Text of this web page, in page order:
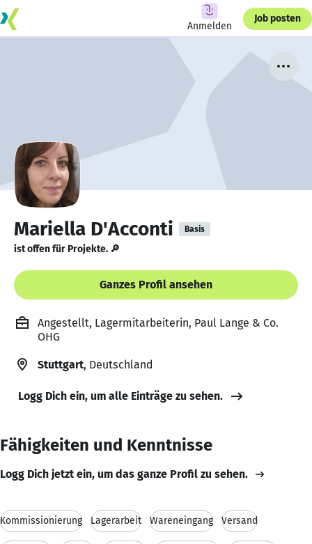
Anmelden
Job posten
Mariella D'Acconti Basis
ist offen für Projekte. 🔎
Ganzes Profil ansehen
Angestellt, Lagermitarbeiterin, Paul Lange & Co.
OHG
Stuttgart, Deutschland
Logg Dich ein, um alle Einträge zu sehen.
Fähigkeiten und Kenntnisse
Logg Dich jetzt ein, um das ganze Profil zu sehen.
Kommissionierung Lagerarbeit Wareneingang Versand